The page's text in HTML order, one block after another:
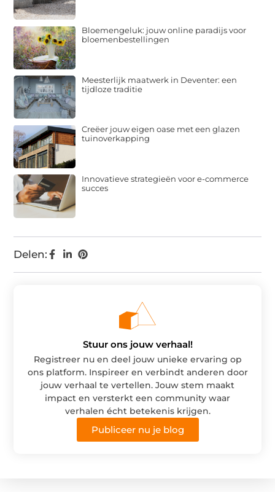
Delen:
Bloemengeluk: jouw online paradijs voor
bloemenbestellingen
Meesterlijk maatwerk in Deventer: een
tijdloze traditie
Creëer jouw eigen oase met een glazen
tuinoverkapping
Innovatieve strategieën voor e-commerce
succes
Stuur ons jouw verhaal!
Registreer nu en deel jouw unieke ervaring op
ons platform. Inspireer en verbindt anderen door
jouw verhaal te vertellen. Jouw stem maakt
impact en versterkt een community waar
verhalen écht betekenis krijgen.
Publiceer nu je blog